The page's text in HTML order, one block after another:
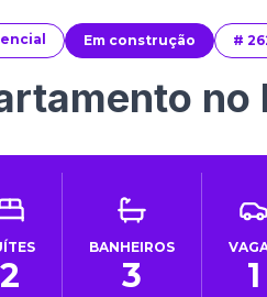
Em construção #
no
2
BANHEIROS
3 1